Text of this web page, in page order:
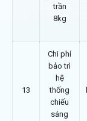
trần
8kg
13
Chi phí
bảo trì
hệ
thống
chiếu
sáng